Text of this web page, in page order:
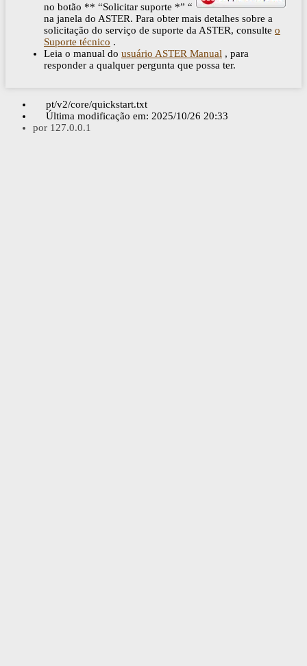
no botão ** “Solicitar suporte *” “
na janela do ASTER. Para obter mais detalhes sobre a
solicitação do serviço de suporte da ASTER, consulte o
Suporte técnico .
Leia o manual do usuário ASTER Manual , para
responder a qualquer pergunta que possa ter.
pt/v2/core/quickstart.txt
Última modificação em: 2025/10/26 20:33
por 127.0.0.1